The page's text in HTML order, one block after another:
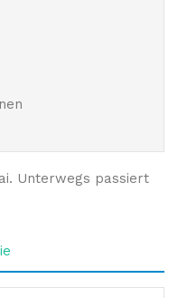
Unterwegs passiert